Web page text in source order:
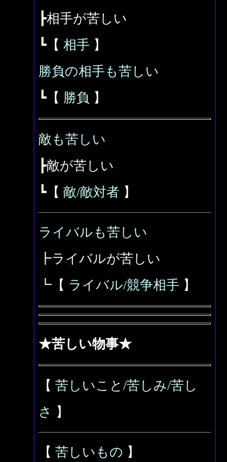
┣相手が苦しい
┗【 相手 】
勝負の相手も苦しい
┗【 勝負 】
敵も苦しい
┣敵が苦しい
┗【 敵/敵対者 】
ライバルも苦しい
┣ライバルが苦しい
┗【 ライバル/競争相手 】
★苦しい物事★
【 苦しいこと/苦しみ/苦し
さ
】
【 苦しいもの 】